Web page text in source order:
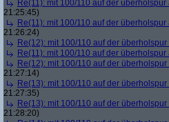
Re(11): mit 100/110 auf der
21:25:45)
Re(11): mit 100/110 auf der
21:26:24)
Re(12): mit 100/110 auf der
Re(11): mit 100/110 auf der
Re(12): mit 100/110 auf der
21:27:14)
Re(13): mit 100/110 auf der
21:27:35)
Re(13): mit 100/110 auf der
21:28:20)